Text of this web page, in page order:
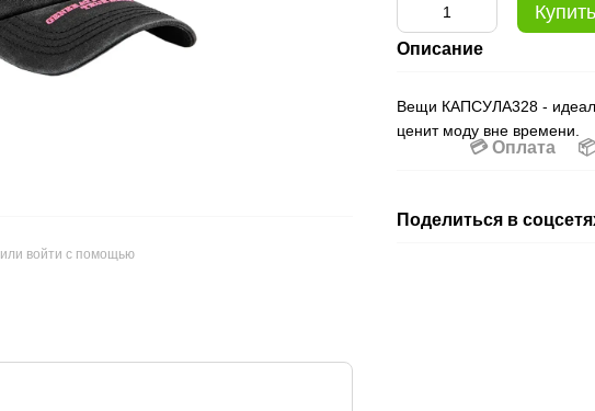
или войти с помощью
Купить
Описание
Вещи КАПСУЛА328 -
ценит моду вне времени.
💳 Оплата
Поделиться в